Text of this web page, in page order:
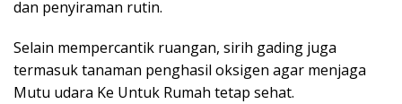
dan penyiraman rutin.
Selain mempercantik ruangan, sirih gading juga
termasuk tanaman penghasil oksigen agar menjaga
Mutu udara Ke Untuk Rumah tetap sehat.